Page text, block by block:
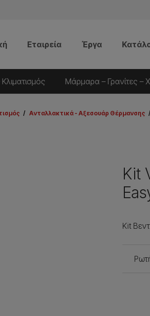
Εταιρεία Έργα
Μάρμαρα – Γρανίτες –
/ Aνταλλακτικά - Aξεσουάρ Θέρμανσης /
Kit
Kit